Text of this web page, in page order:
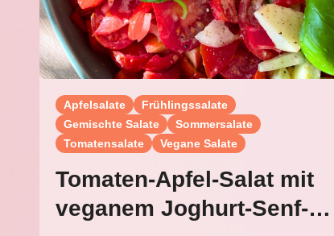
Apfelsalate
Frühlingssalate
Gemischte Salate
Sommersalate
Tomatensalate
Vegane Salate
Tomaten-Apfel-Salat mit
veganem Joghurt-Senf-